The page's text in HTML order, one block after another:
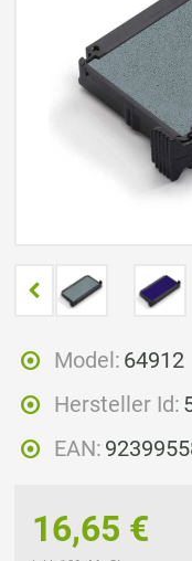
Model: 64912
Hersteller Id:
EAN:
16,65 €